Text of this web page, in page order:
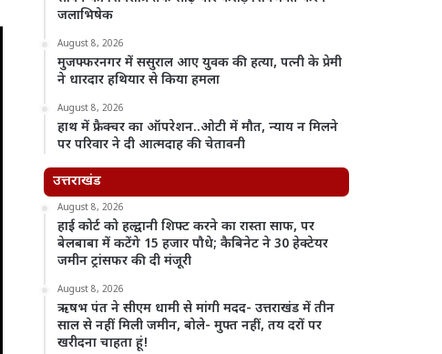
जलाभिषेक
August 8, 2026
मुजफ्फरनगर में ससुराल आए युवक की हत्या, पत्नी के प्रेमी
ने धारदार हथियार से किया हमला
August 8, 2026
हाथ में फ्रैक्चर का ऑपरेशन..ओटी में मौत, न्याय न मिलने
पर परिवार ने दी आत्मदाह की चेतावनी
उत्तराखंड
August 8, 2026
हाई कोर्ट को हल्द्वानी शिफ्ट करने का रास्ता साफ, पर
बेलबाबा में कटेंगे 15 हजार पौधे; कैबिनेट ने 30 हेक्टेयर
जमीन ट्रांसफर की दी मंजूरी
August 8, 2026
ऋषभ पंत ने सीएम धामी से मांगी मदद- उत्तराखंड में तीन
साल से नहीं मिली जमीन, बोले- मुफ्त नहीं, तय दरों पर
खरीदना चाहता हूं!